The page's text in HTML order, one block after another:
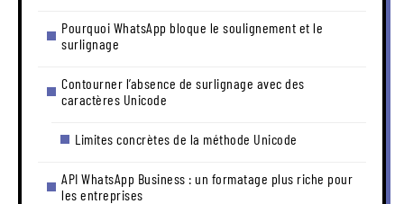
Pourquoi WhatsApp bloque le soulignement et le
surlignage
Contourner l’absence de surlignage avec des
caractères Unicode
Limites concrètes de la méthode Unicode
API WhatsApp Business : un formatage plus riche pour
les entreprises